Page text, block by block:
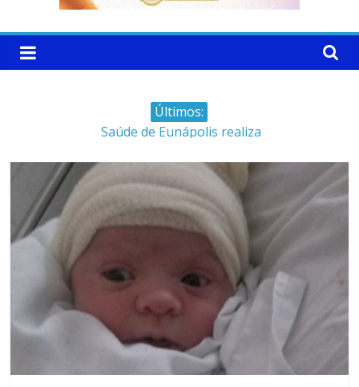
Últimos:
Saúde de Eunápolis realiza
Dourado e Lilás
Máfia das canetas
emagrecedoras na mira da
polícia
Faltam 10 dias para a
campanha começar pra valer
Ministro do STJ perde o cargo
por assédio sexual
Patrimônio de Neto Carletto
aumentou cerca de 5.600% em
4 anos